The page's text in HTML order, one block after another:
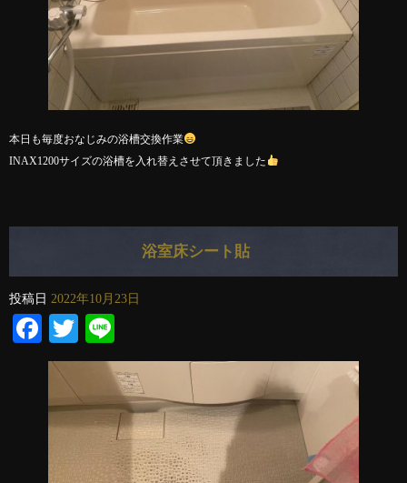
本日も毎度おなじみの浴槽交換作業
INAX1200サイズの浴槽を入れ替えさせて頂きました
浴室床シート貼
投稿日 2022年10月23日
Facebook
Twitter